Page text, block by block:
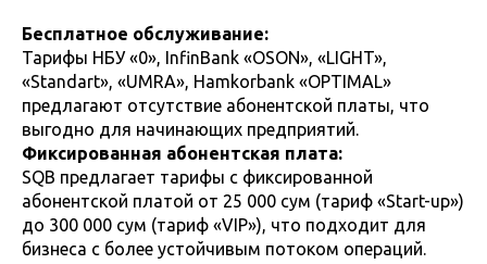
Бесплатное обслуживание:
Тарифы НБУ «0», InfinBank «OSON», «LIGHT»,
«Standart», «UMRA», Hamkorbank «OPTIMAL»
предлагают отсутствие абонентской платы, что
выгодно для начинающих предприятий.
Фиксированная абонентская плата:
SQB предлагает тарифы с фиксированной
абонентской платой от 25 000 сум (тариф «Start-up»)
до 300 000 сум (тариф «VIP»), что подходит для
бизнеса с более устойчивым потоком операций.